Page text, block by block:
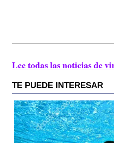
Lee todas las noticias de